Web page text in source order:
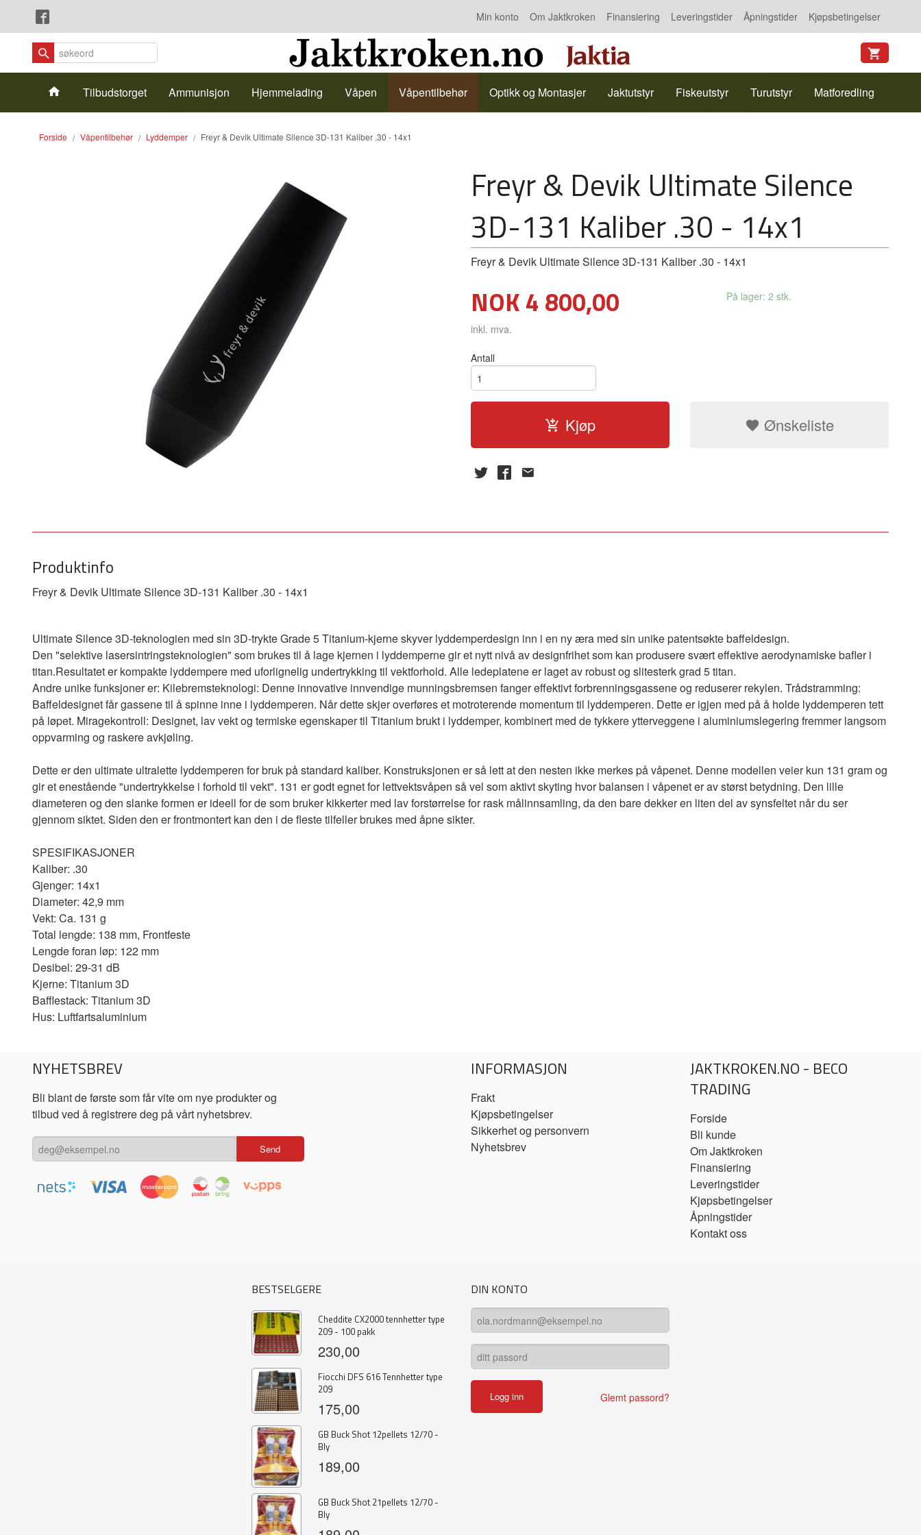
innholdet
Min konto Om Jaktkroken Finansiering Leveringstider Åpningstider Kjøpsbetingelser
Kontakt oss
ProdukterTilbudstorget Ammunisjon Hjemmelading Våpen Våpentilbehør Optikk og Montasjer Jaktutstyr Fiskeutstyr Turutstyr Matforedling
Forside Våpentilbehør Lyddemper Freyr & Devik Ultimate Silence 3D-131 Kaliber .30 - 14x1
Freyr & Devik Ultimate Silence
3D-131 Kaliber .30 - 14x1
Freyr & Devik Ultimate Silence 3D-131 Kaliber .30 - 14x1
Pris
NOK4 800,00
inkl. mva.
På lager: 2 stk.
Antall
Kjøp Ønskeliste
Produktinfo
Freyr & Devik Ultimate Silence 3D-131 Kaliber .30 - 14x1
Ultimate Silence 3D-teknologien med sin 3D-trykte Grade 5 Titanium-kjerne skyver lyddemperdesign inn i en ny æra med sin unike patentsøkte baffeldesign.
Den "selektive lasersintringsteknologien" som brukes til å lage kjernen i lyddemperne gir et nytt nivå av designfrihet som kan produsere svært effektive aerodynamiske bafler i
titan.Resultatet er kompakte lyddempere med uforlignelig undertrykking til vektforhold. Alle ledeplatene er laget av robust og slitesterk grad 5 titan.
Andre unike funksjoner er: Kilebremsteknologi: Denne innovative innvendige munningsbremsen fanger effektivt forbrenningsgassene og reduserer rekylen. Trådstramming:
Baffeldesignet får gassene til å spinne inne i lyddemperen. Når dette skjer overføres et motroterende momentum til lyddemperen. Dette er igjen med på å holde lyddemperen tett
på løpet. Miragekontroll: Designet, lav vekt og termiske egenskaper til Titanium brukt i lyddemper, kombinert med de tykkere ytterveggene i aluminiumslegering fremmer langsom
oppvarming og raskere avkjøling.
Dette er den ultimate ultralette lyddemperen for bruk på standard kaliber. Konstruksjonen er så lett at den nesten ikke merkes på våpenet. Denne modellen veier kun 131 gram og
gir et enestående "undertrykkelse i forhold til vekt". 131 er godt egnet for lettvektsvåpen så vel som aktivt skyting hvor balansen i våpenet er av størst betydning. Den lille
diameteren og den slanke formen er ideell for de som bruker kikkerter med lav forstørrelse for rask målinnsamling, da den bare dekker en liten del av synsfeltet når du ser
gjennom siktet. Siden den er frontmontert kan den i de fleste tilfeller brukes med åpne sikter.
SPESIFIKASJONER
Kaliber: .30
Gjenger: 14x1
Diameter: 42,9 mm
Vekt: Ca. 131 g
Total lengde: 138 mm, Frontfeste
Lengde foran løp: 122 mm
Desibel: 29-31 dB
Kjerne: Titanium 3D
Bafflestack: Titanium 3D
Hus: Luftfartsaluminium
NYHETSBREV
Bli blant de første som får vite om nye produkter og
tilbud ved å registrere deg på vårt nyhetsbrev.
INFORMASJON
Frakt
Kjøpsbetingelser
Sikkerhet og personvern
Nyhetsbrev
JAKTKROKEN.NO - BECO
TRADING
Forside
Bli kunde
Om Jaktkroken
Finansiering
Leveringstider
Kjøpsbetingelser
Åpningstider
Kontakt oss
BESTSELGERE
Cheddite CX2000 tennhetter type
209 - 100 pakk
230,00
Fiocchi DFS 616 Tennhetter type
209
175,00
GB Buck Shot 12pellets 12/70 -
Bly
189,00
GB Buck Shot 21pellets 12/70 -
Bly
DIN KONTO
Glemt passord?